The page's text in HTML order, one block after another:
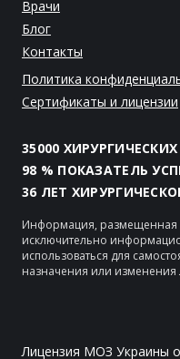
Врачи
Блог
Контакты
Политика
Сертификаты и лицензии
35000
98 % ПОКАЗАТЕЛЬ
36 ЛЕТ
Информация, размещенная
исключительно
использоваться для
назначения или изменения
Лицензия МОЗ Украины